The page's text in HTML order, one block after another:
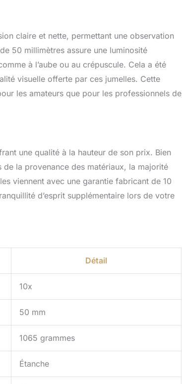
claire et nette, permettant une observation
50 millimètres assure une luminosité
à l’aube ou au crépuscule. Cela a été
visuelle offerte par ces jumelles. Cette
les amateurs que pour les professionnels de
une qualité à la hauteur de son prix. Bien
la provenance des matériaux, la majorité
viennent avec une garantie fabricant de 10
d’esprit supplémentaire lors de votre
Détail
10x
50 mm
1065 grammes
Étanche